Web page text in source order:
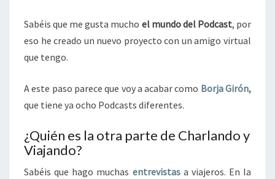
Sabéis que me gusta mucho el mundo del Podcast, por
eso he creado un nuevo proyecto con un amigo virtual
que tengo.
A este paso parece que voy a acabar como Borja Girón,
que tiene ya ocho Podcasts diferentes.
¿Quién es la otra parte de Charlando y
Viajando?
Sabéis que hago muchas entrevistasa viajeros. En la